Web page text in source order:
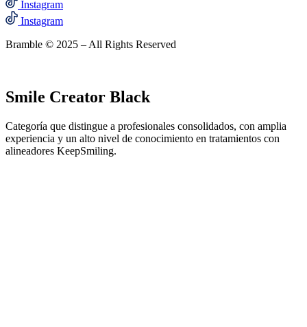
Instagram
Instagram
Bramble © 2025 – All Rights Reserved
Smile Creator Black
Categoría que distingue a profesionales consolidados, con amplia
experiencia y un alto nivel de conocimiento en tratamientos con
alineadores KeepSmiling.